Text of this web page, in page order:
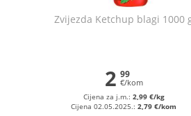
Zvijezda Ketchup blagi 1000
2 99
€/kom
Cijena za j.m.: 2,99 €/kg
Cijena 02.05.2025.:2,79 €/kom